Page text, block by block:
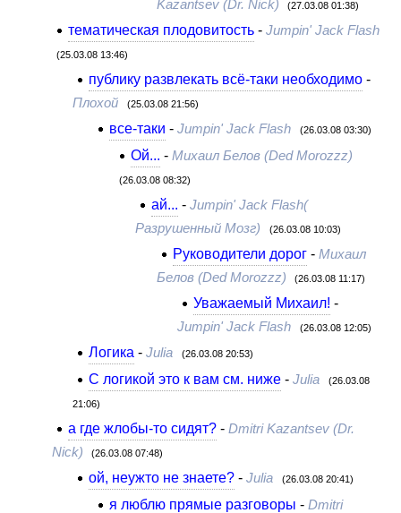
Kazantsev (Dr. Nick)
(27.03.08 01:38)
тематическая плодовитость- Jumpin' Jack Flash
(25.03.08 13:46)
публику развлекать всё-таки необходимо-
Плохой (25.03.08 21:56)
все-таки -Jumpin' Jack Flash (26.03.08 03:30)
Ой... - Михаил Белов (Ded Morozzz)
(26.03.08 08:32)
ай... -Jumpin' Jack Flash(
Разрушенный Мозг)
(26.03.08 10:03)
Руководители дорог- Михаил
Белов (Ded Morozzz)
(26.03.08 11:17)
Уважаемый Михаил! -
Jumpin' Jack Flash (26.03.08 12:05)
Логика - Julia (26.03.08 20:53)
С логикой это к вам см. ниже- Julia (26.03.08
21:06)
а где жлобы-то сидят?- Dmitri Kazantsev (Dr.
Nick)
(26.03.08 07:48)
ой, неужто не знаете?- Julia (26.03.08 20:41)
я люблю прямые разговоры -Dmitri